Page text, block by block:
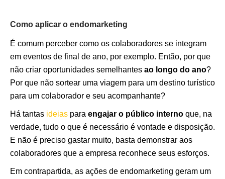
Como aplicar o endomarketing
É comum perceber como os colaboradores se integram
em eventos de final de ano, por exemplo. Então, por que
não criar oportunidades semelhantes ao longo do ano?
Por que não sortear uma viagem para um destino turístico
para um colaborador e seu acompanhante?
Há tantas ideias para engajar o público interno que, na
verdade, tudo o que é necessário é vontade e disposição.
E não é preciso gastar muito, basta demonstrar aos
colaboradores que a empresa reconhece seus esforços.
Em contrapartida, as ações de endomarketing geram um